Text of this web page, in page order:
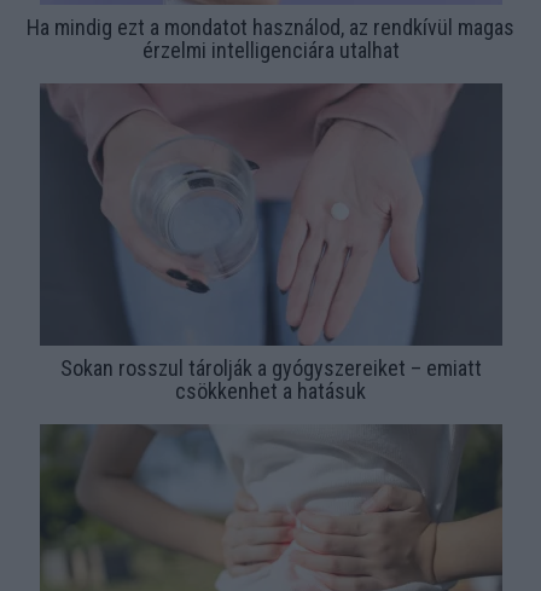
Ha mindig ezt a mondatot használod, az rendkívül magas
érzelmi intelligenciára utalhat
Sokan rosszul tárolják a gyógyszereiket – emiatt
csökkenhet a hatásuk